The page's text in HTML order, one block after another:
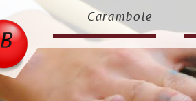
Carambole